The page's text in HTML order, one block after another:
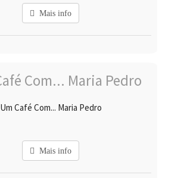
Mais info
Um Café Com... Maria Pedro
Mais info